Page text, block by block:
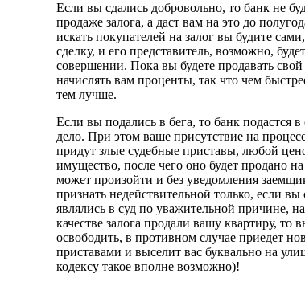
Если вы сдались добровольно, то банк не
продаже залога, а даст вам на это до
искать покупателей на залог вы будите
сделку, и его представитель, возможно,
совершении. Пока вы будете продавать свой
начислять вам проценты, так что чем
тем лучше.
Если вы подались в бега, то банк подастся
дело. При этом ваше присутствие на
придут злые судебные приставы, любой
имущество, после чего оно будет продано
может произойти и без уведомления
признать недействительной только, если вы
являлись в суд по уважительной причине,
качестве залога продали вашу квартиру, то
освободить, в противном случае приедет
приставами и выселит вас буквально на
кодексу такое вполне возможно)!